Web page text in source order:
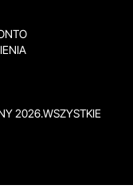
2026.WSZYSTKIE